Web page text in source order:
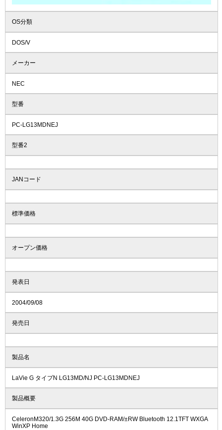
OS分類
DOS/V
メーカー
NEC
型番
PC-LG13MDNEJ
型番2
JANコード
標準価格
オープン価格
発表日
2004/09/08
発売日
製品名
LaVie G タイプN LG13MD/NJ PC-LG13MDNEJ
製品概要
CeleronM320/1.3G 256M 40G DVD-RAM/±RW Bluetooth 12.1TFT WXGA
WinXP Home